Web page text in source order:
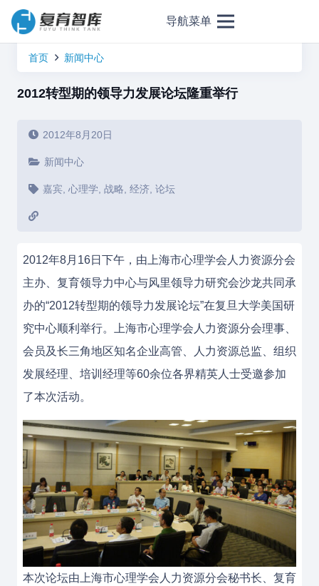
导航菜单
首页 新闻中心
2012转型期的领导力发展论坛隆重举行
2012年8月20日
新闻中心
嘉宾, 心理学 战略 经济, 论坛
2012年8月16日下午，由上海市心理学会人力资源分会
主办、复育领导力中心与风里领导力研究会沙龙共同承
办的“2012转型期的领导力发展论坛”在复旦大学美国研
究中心顺利举行。上海市心理学会人力资源分会理事、
会员及长三角地区知名企业高管、人力资源总监、组织
发展经理、培训经理等60余位各界精英人士受邀参加
了本次活动。
本次论坛由上海市心理学会人力资源分会秘书长、复育